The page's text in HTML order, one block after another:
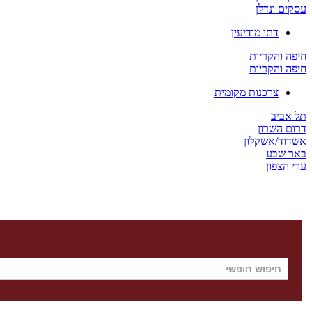
עסקים ונדלן
דתי מודיעין
חיפה והקריות
חיפה והקריות
צרכנות מקומית
תל אביב
דרום השרון
אשדוד/אשקלון
באר שבע
ערי הצפון